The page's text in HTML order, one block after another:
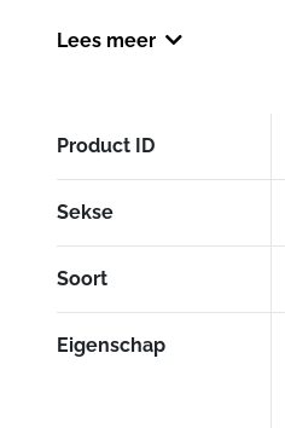
Lees meer
Product ID
Sekse
Soort
Eigenschap